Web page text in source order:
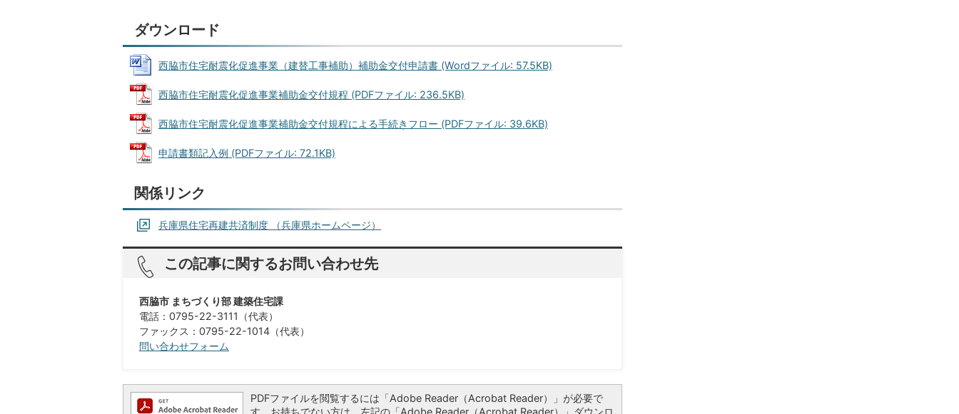
ダウンロード
西脇市住宅耐震化促進事業（建替工事補助）補助金交付申請書 (Wordファイル: 57.5KB)
西脇市住宅耐震化促進事業補助金交付規程 (PDFファイル: 236.5KB)
西脇市住宅耐震化促進事業補助金交付規程による手続きフロー (PDFファイル: 39.6KB)
申請書類記入例 (PDFファイル: 72.1KB)
関係リンク
兵庫県住宅再建共済制度 （兵庫県ホームページ）
この記事に関するお問い合わせ先
西脇市 まちづくり部 建築住宅課
電話：0795-22-3111（代表）
ファックス：0795-22-1014（代表）
問い合わせフォーム
PDFファイルを閲覧するには「Adobe Reader（Acrobat Reader）」が必要で
す。お持ちでない方は、左記の「Adobe Reader（Acrobat Reader）」ダウンロ